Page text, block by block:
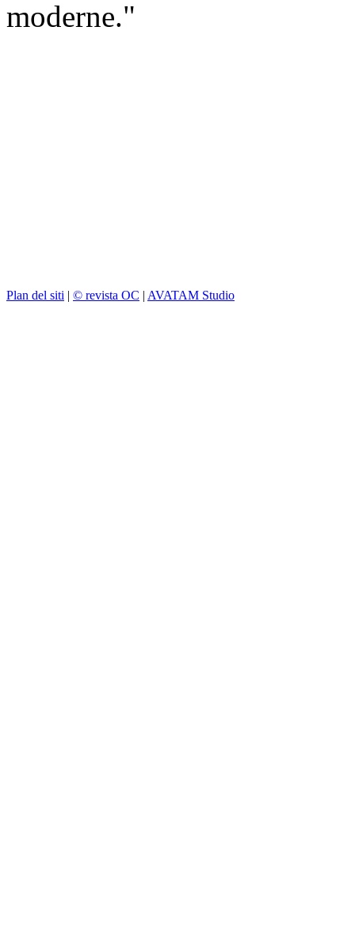
moderne."
Plan del siti | © revista OC | AVATAM Studio